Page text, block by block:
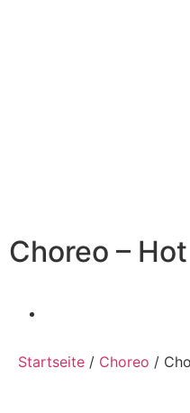
Choreo –
Startseite / Choreo /